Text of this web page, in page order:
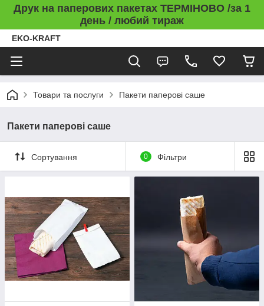
Друк на паперових пакетах ТЕРМІНОВО /за 1
день / любий тираж
EKO-KRAFT
Товари та послуги Пакети паперові саше
Пакети паперові саше
Сортування 0 Фільтри